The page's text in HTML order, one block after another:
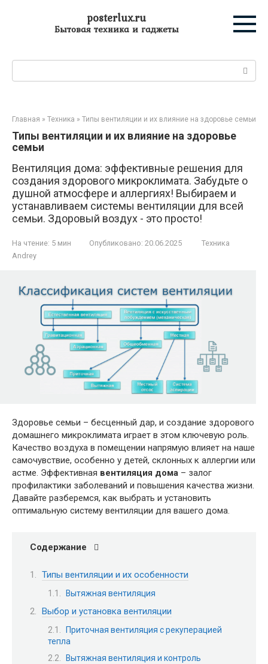
posterlux.ru
Бытовая техника и гаджеты
Главная » Техника » Типы вентиляции и их влияние на здоровье семьи
Типы вентиляции и их влияние на здоровье
семьи
Вентиляция дома: эффективные решения для
создания здорового микроклимата. Забудьте о
душной атмосфере и аллергиях! Выбираем и
устанавливаем системы вентиляции для всей
семьи. Здоровый воздух - это просто!
На чтение: 5 мин Опубликовано: 20.06.2025
Техника
Andrey
Здоровье семьи – бесценный дар, и создание здорового
домашнего микроклимата играет в этом ключевую роль.
Качество воздуха в помещении напрямую влияет на наше
самочувствие, особенно у детей, склонных к аллергии или
астме. Эффективная вентиляция дома – залог
профилактики заболеваний и повышения качества жизни.
Давайте разберемся, как выбрать и установить
оптимальную систему вентиляции для вашего дома.
Содержание
Типы вентиляции и их особенности
Вытяжная вентиляция
Выбор и установка вентиляции
Приточная вентиляция с рекуперацией
тепла
Вытяжная вентиляция и контроль